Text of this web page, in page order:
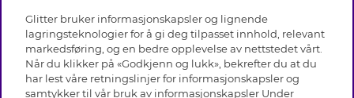
INFO
Vilkår
Personvern
Cookies
OM GLITTER
Glitter bruker informasjonskapsler og lignende
lagringsteknologier for å gi deg tilpasset innhold, relevant
markedsføring, og en bedre opplevelse av nettstedet vårt.
Når du klikker på «Godkjenn og lukk», bekrefter du at du
har lest våre retningslinjer for informasjonskapsler og
samtykker til vår bruk av informasjonskapsler Under